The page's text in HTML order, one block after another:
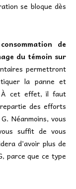
se bloque dès
de
du témoin sur
permettront
la panne et
À cet effet, il faut
des efforts
Néanmoins, vous
suffit de vous
d’avoir plus de
parce que ce type